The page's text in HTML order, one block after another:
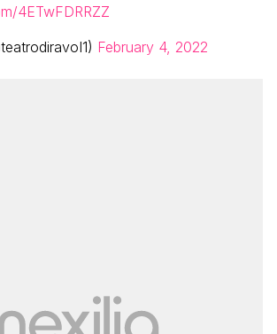
4ETwFDRRZZ
February 4, 2022